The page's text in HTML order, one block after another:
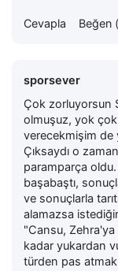
Cevapla Beğen (
sporsever
Çok zorluyorsun
olmuşuz, yok
verecekmişim de
Çıksaydı o
paramparça
başabaştı,
ve sonuçlarla
alamazsa
"Cansu,
kadar yukardan
türden pas atmak